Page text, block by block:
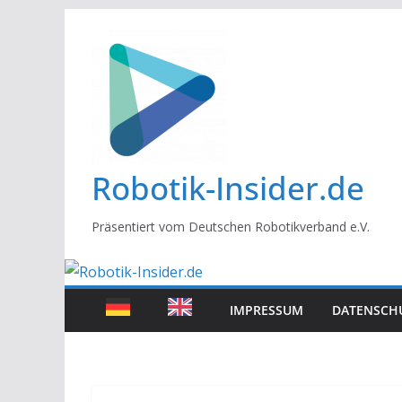
springen
Robotik-Insider.de
Präsentiert vom Deutschen Robotikverband e.V.
IMPRESSUM